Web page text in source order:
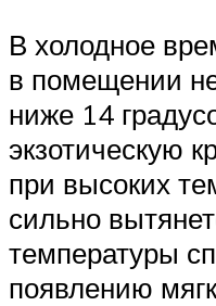
В холодное
в помещении
ниже 14
экзотическую
при высоких
сильно
температуры
появлению